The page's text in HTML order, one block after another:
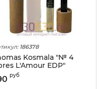
186378
Kosmala "№ 4
L'Amour EDP"
Oil Pure Parfum
руб